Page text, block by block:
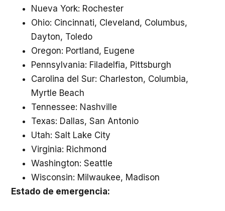
Nueva York: Rochester
Ohio: Cincinnati, Cleveland, Columbus,
Dayton, Toledo
Oregon: Portland, Eugene
Pennsylvania: Filadelfia, Pittsburgh
Carolina del Sur: Charleston, Columbia,
Myrtle Beach
Tennessee: Nashville
Texas: Dallas, San Antonio
Utah: Salt Lake City
Virginia: Richmond
Washington: Seattle
Wisconsin: Milwaukee, Madison
Estado de emergencia: